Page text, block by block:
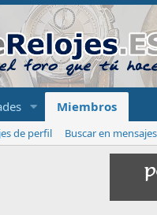
Miembros
de perfil Buscar en